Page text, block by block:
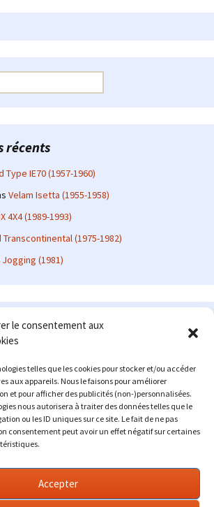
le consentement aux
telles que les cookies pour stocker et/ou accéder
aux appareils. Nous le faisons pour améliorer
et pour afficher des publicités (non-)personnalisées.
nous autorisera à traiter des données telles que le
ou les ID uniques sur ce site. Le fait de ne pas
consentement peut avoir un effet négatif sur certaines
Accepter
récents
Type IE70 (1957-1960)
Velam Isetta (1955-1958)
4X4 (1989-1993)
Transcontinental (1975-1982)
(1981)
mots
d'automobile ancienne depuis de
j'ai commencé à partager ma passion sur
au travers d'un blog qui a connu un relatif
de prendre mon autonomie et me lancer
: l'Automobile Ancienne.